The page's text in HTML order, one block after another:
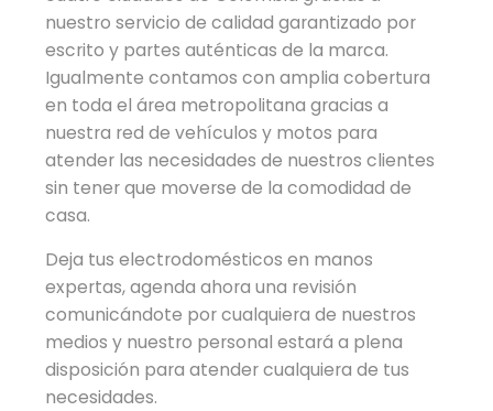
nuestro servicio de calidad garantizado por
escrito y partes auténticas de la marca.
Igualmente contamos con amplia cobertura
en toda el área metropolitana gracias a
nuestra red de vehículos y motos para
atender las necesidades de nuestros clientes
sin tener que moverse de la comodidad de
casa.
Deja tus electrodomésticos en manos
expertas, agenda ahora una revisión
comunicándote por cualquiera de nuestros
medios y nuestro personal estará a plena
disposición para atender cualquiera de tus
necesidades.